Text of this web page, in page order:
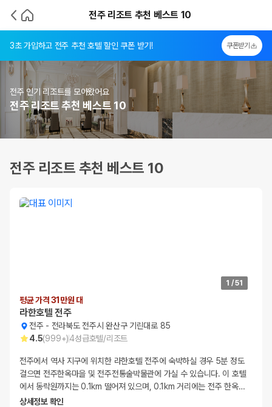
전주 리조트 추천 베스트 10
3초 가입하고 전주 추천 호텔 할인 쿠폰 받기! 쿠폰받기
전주 인기 리조트를 모아왔어요
전주 리조트 추천 베스트 10
전주 리조트 추천 베스트 10
1 /51
평균 가격 31만원 대
라한호텔 전주
전주 - 전라북도 전주시 완산구 기린대로 85
4.5(999+)4성급호텔/리조트
전주에서 역사 지구에 위치한 라한호텔 전주에 숙박하실 경우 5분 정도
걸으면 전주한옥마을 및 전주전통술박물관에 가실 수 있습니다. 이 호텔
에서 동락원까지는 0.1km 떨어져 있으며, 0.1km 거리에는 전주 한옥…
상세정보 확인